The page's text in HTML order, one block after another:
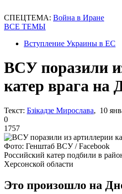
СПЕЦТЕМА: Война в Иране
ВСЕ ТЕМЫ
Вступление Украины в ЕС
ВСУ поразили
катер врага на
Текст: Бзікадзе Мирослава, 10
0
1757
Фото: Генштаб ВСУ / Facebook
Российский катер подбили в
Херсонской области
Это произошло на